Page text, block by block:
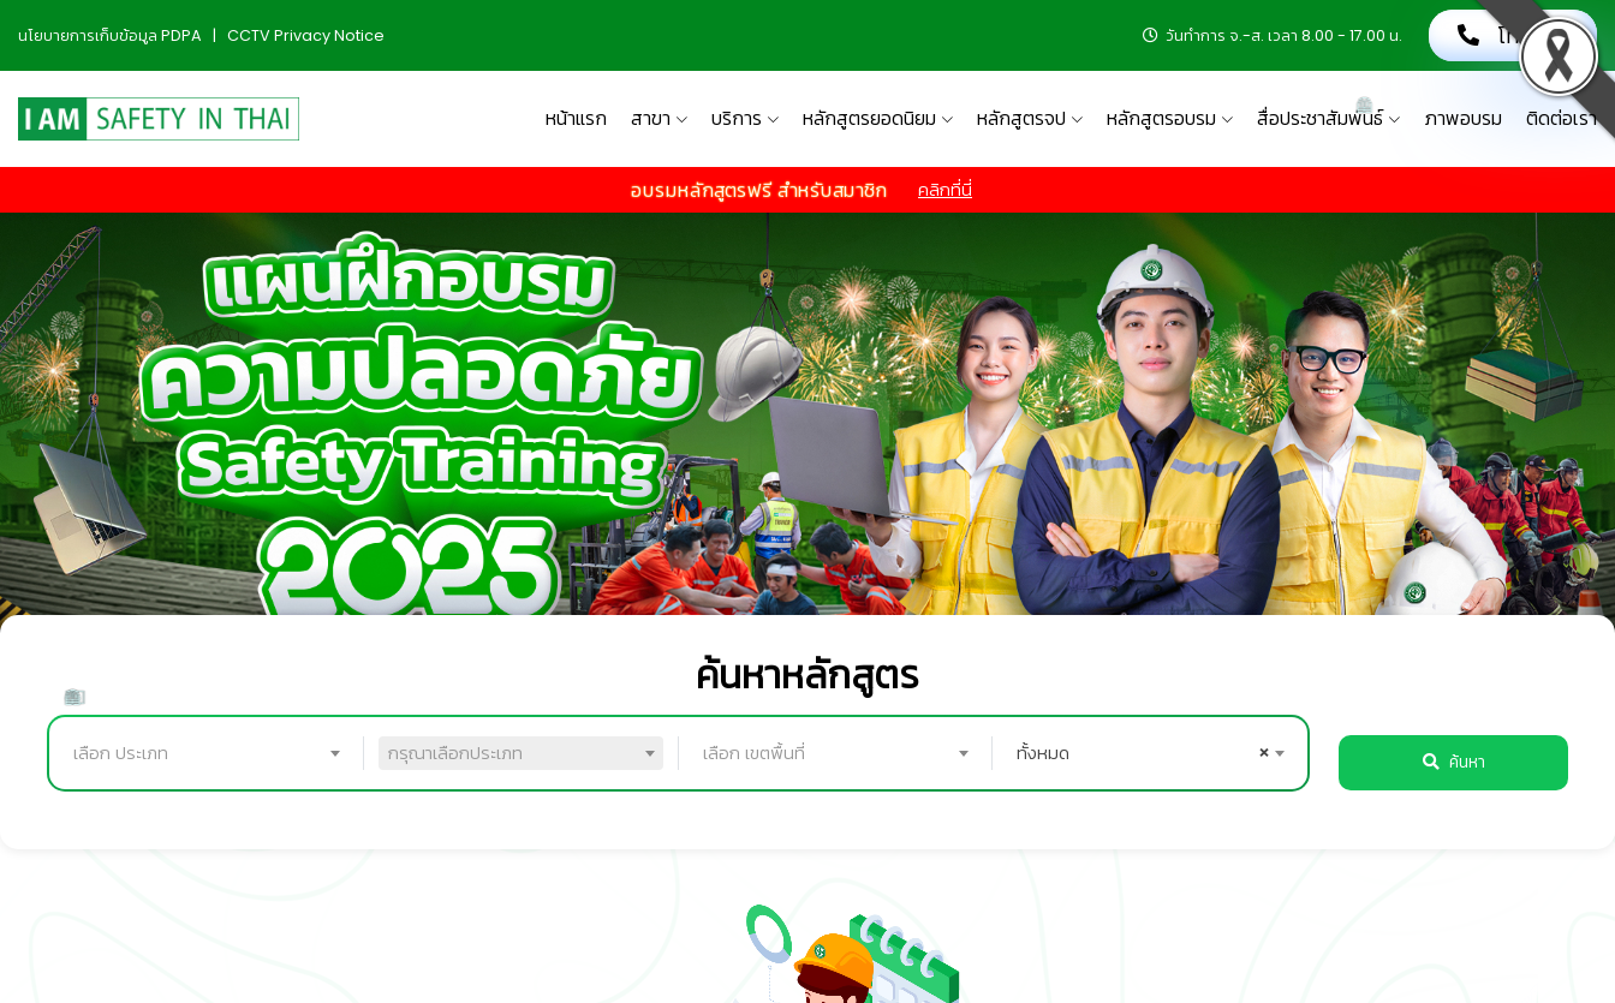
นโยบายการเก็บข้อมูล PDPA | CCTV Privacy Notice วันทำการ จ.-ส. เวลา 8.00 - 17.00 น. โทรเลย!
หน้าแรก สาขา บริการ หลักสูตรยอดนิยม หลักสูตรจป หลักสูตรอบรม สื่อประชาสัมพันธ์ ภาพอบรม ติดต่อเรา
อบรมหลักสูตรฟรี สำหรับสมาชิก คลิกที่นี่
ค้นหาหลักสูตร
เลือก ประเภท กรุณาเลือกประเภท เลือก เขตพื้นที่ ×
ทั้งหมด ค้นหา